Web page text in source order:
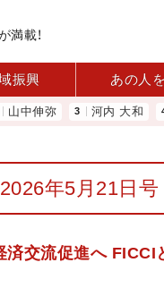
満載！
振興 あの人
河内 大和 アップ
年5月21日号
済交流促進へ FICCI